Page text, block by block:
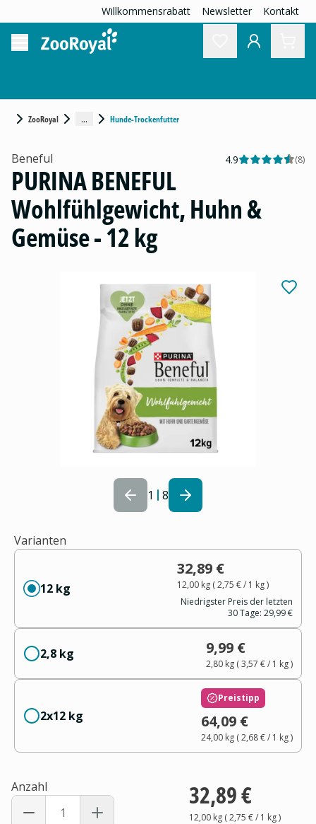
Willkommensrabatt Newsletter Kontakt
ZooRoyal ... Hunde-Trockenfutter
1 8
Beneful 4.9 (8)
PURINA BENEFUL
Wohlfühlgewicht, Huhn &
Gemüse - 12 kg
Varianten
12 kg
32,89 €
12,00 kg(2,75 €/ 1 kg)
Niedrigster Preis der letzten
30 Tage: 29,99 €
2,8 kg 9,99 €
2,80 kg(3,57 €/ 1 kg)
2x12 kg
Preistipp
64,09 €
24,00 kg(2,68 €/ 1 kg)
Anzahl 32,89 €
12,00 kg(2,75 €/ 1 kg)